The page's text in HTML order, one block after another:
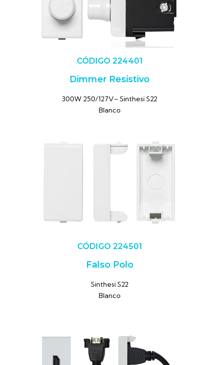
CÓDIGO 224401
Dimmer Resistivo
300W 250/127V~ Sinthesi S22
Blanco
CÓDIGO 224501
Falso Polo
Sinthesi S22
Blanco